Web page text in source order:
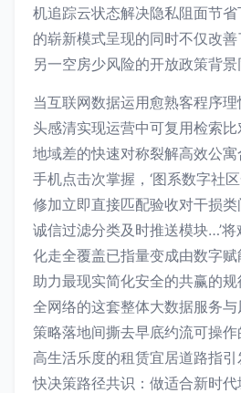
机追踪云状态解决隐私阻面节
的崭新模式呈现的同时不仅改
另一空房少风险的开放政策背景
当互联网数据运用愈熟客程序
头感清实现运营中可复用检索
地域差的快速对称裂解高效公
手机点击次掌握，‘图系数字社
修加立即直接匹配验收对干损类
诚信过滤分类及时推送模块…’
化走全覆盖已指量变成由数字
助力最现实简化安全的共赢的
全网络的这套整体大数据服务
策略落地间撕去早底约流可操
高生活乐度的租赁宜居道路指
快决策路径共识：做适合新时